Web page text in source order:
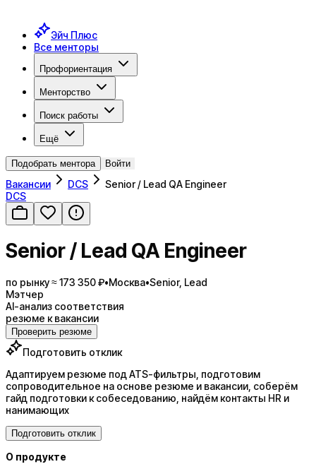
Эйч Плюс
Все менторы
Профориентация
Менторство
Поиск работы
Ещё
Подобрать ментора Войти
Вакансии DCS
Senior / Lead QA Engineer
DCS
Senior / Lead QA Engineer
по рынку ≈ 173 350 ₽•Москва•Senior, Lead
Мэтчер
AI-анализ соответствия
резюме к вакансии
Проверить резюме
Подготовить отклик
Адаптируем резюме под ATS-фильтры, подготовим
сопроводительное на основе резюме и вакансии, соберём
гайд подготовки к собеседованию, найдём контакты HR и
нанимающих
Подготовить отклик
О продукте